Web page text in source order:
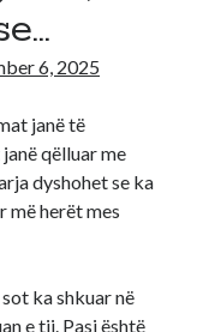
6, 2025
janë të
qëlluar me
dyshohet se ka
më herët mes
ka shkuar në
e tij. Pasi është